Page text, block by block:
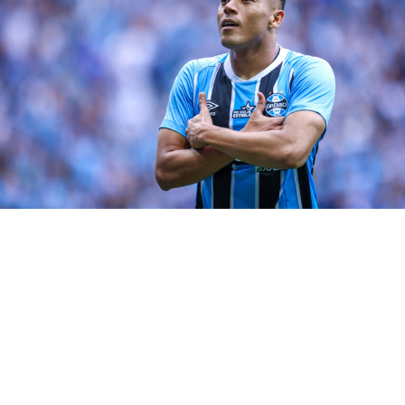
Até dia 2 essa novela vai
acabar” disse Renato
Grêmio dentro de campo
Contudo, o Grêmio enfrenta o Flamengo, pelas
semifinais da Copa do Brasil, jogo de ida, na próxima
quarta-feira (26), na Arena. A bola vai rolar a partir das
21h30, (horário de Brasília). O volante Villasanti que